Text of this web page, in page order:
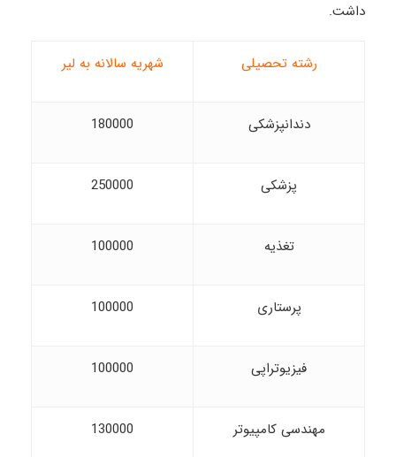
داشت.
رشته تحصیلی شهریه سالانه به لیر
دندانپزشکی 180000
پزشکی 250000
تغذیه 100000
پرستاری 100000
فیزیوتراپی 100000
مهندسی کامپیوتر 130000